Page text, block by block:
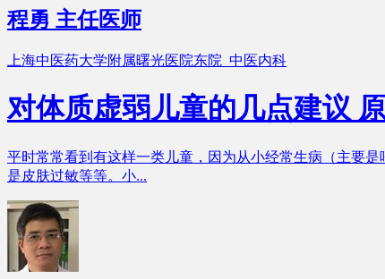
程勇 主任医师
上海中医药大学附属曙光医院东院 中医内科
对体质虚弱儿童的几点建议
平时常常看到有这样一类儿童，因为从小经常生病（主要
是皮肤过敏等等。小...